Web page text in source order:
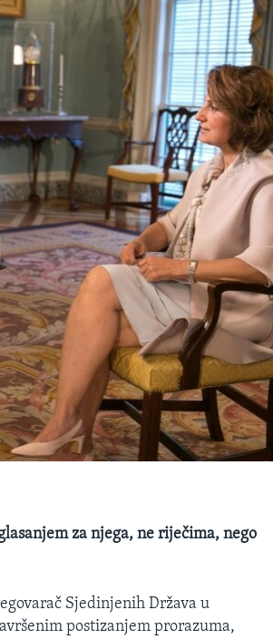
za njega, ne riječima, nego
Sjedinjenih Država u
postizanjem prorazuma,